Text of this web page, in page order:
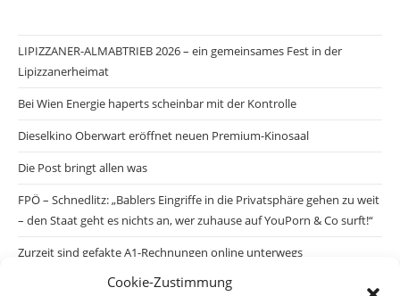
Cookie-Zustimmung
LIPIZZANER-ALMABTRIEB 2026 – ein gemeinsames Fest in der
Lipizzanerheimat
Bei Wien Energie haperts scheinbar mit der Kontrolle
Dieselkino Oberwart eröffnet neuen Premium-Kinosaal
Die Post bringt allen was
FPÖ – Schnedlitz: „Bablers Eingriffe in die Privatsphäre gehen zu weit
– den Staat geht es nichts an, wer zuhause auf YouPorn & Co surft!“
Zurzeit sind gefakte A1-Rechnungen online unterwegs
Salzburgs Juden und ihre Sicherheit: „Erst nach einem Anschlag wäre